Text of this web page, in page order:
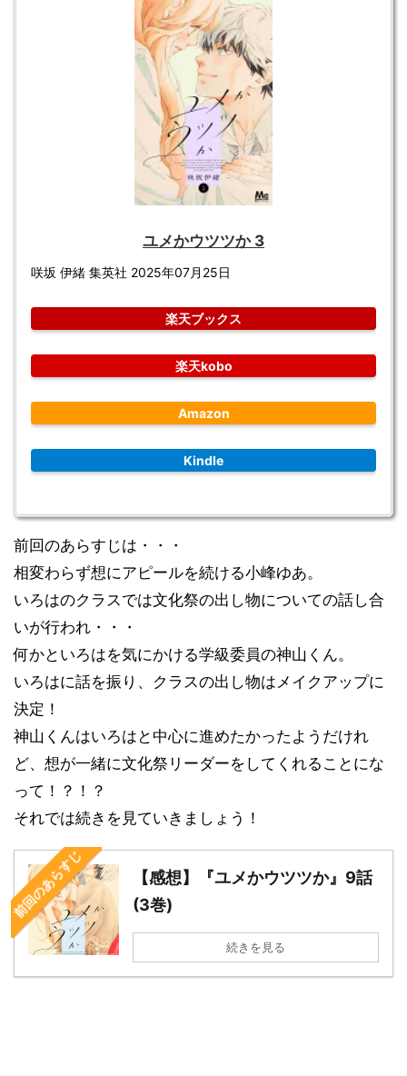
ユメかウツツか 3
咲坂 伊緒 集英社 2025年07月25日
楽天ブックス
楽天kobo
Amazon
Kindle
前回のあらすじは・・・
相変わらず想にアピールを続ける小峰ゆあ。
いろはのクラスでは文化祭の出し物についての話し合
いが行われ・・・
何かといろはを気にかける学級委員の神山くん。
いろはに話を振り、クラスの出し物はメイクアップに
決定！
神山くんはいろはと中心に進めたかったようだけれ
ど、想が一緒に文化祭リーダーをしてくれることにな
って！？！？
それでは続きを見ていきましょう！
前回のあらすじ
【感想】『ユメかウツツか』9話
(3巻)
続きを見る